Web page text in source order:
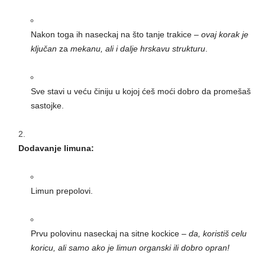
Nakon toga ih naseckaj na što tanje trakice – ovaj korak je
ključan za mekanu, ali i dalje hrskavu strukturu
Sve stavi u veću činiju u kojoj ćeš moći dobro da promešaš
sastojke.
Dodavanje limuna:
Limun prepolovi.
Prvu polovinu naseckaj na sitne kockice – da, koristiš celu
koricu, ali samo ako je limun organski ili dobro opran!